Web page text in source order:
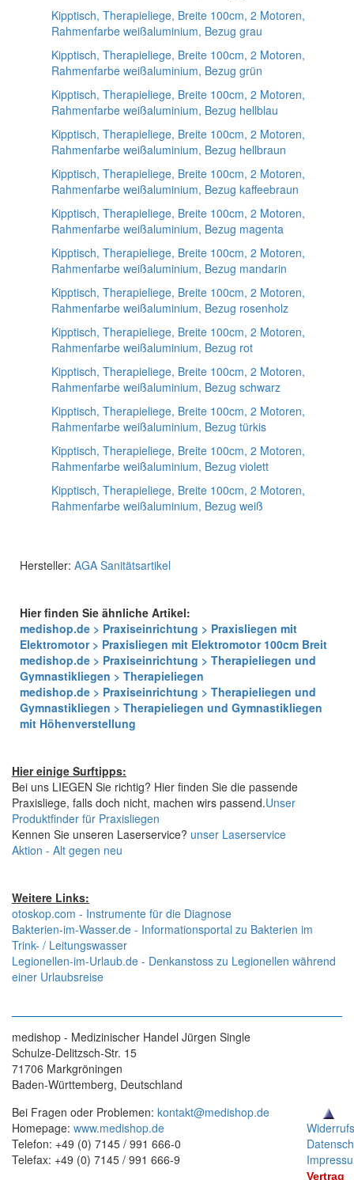
Kipptisch, Therapieliege, Breite 100cm, 2 Motoren,
Rahmenfarbe weißaluminium, Bezug grau
Kipptisch, Therapieliege, Breite 100cm, 2 Motoren,
Rahmenfarbe weißaluminium, Bezug grün
Kipptisch, Therapieliege, Breite 100cm, 2 Motoren,
Rahmenfarbe weißaluminium, Bezug hellblau
Kipptisch, Therapieliege, Breite 100cm, 2 Motoren,
Rahmenfarbe weißaluminium, Bezug hellbraun
Kipptisch, Therapieliege, Breite 100cm, 2 Motoren,
Rahmenfarbe weißaluminium, Bezug kaffeebraun
Kipptisch, Therapieliege, Breite 100cm, 2 Motoren,
Rahmenfarbe weißaluminium, Bezug magenta
Kipptisch, Therapieliege, Breite 100cm, 2 Motoren,
Rahmenfarbe weißaluminium, Bezug mandarin
Kipptisch, Therapieliege, Breite 100cm, 2 Motoren,
Rahmenfarbe weißaluminium, Bezug rosenholz
Kipptisch, Therapieliege, Breite 100cm, 2 Motoren,
Rahmenfarbe weißaluminium, Bezug rot
Kipptisch, Therapieliege, Breite 100cm, 2 Motoren,
Rahmenfarbe weißaluminium, Bezug schwarz
Kipptisch, Therapieliege, Breite 100cm, 2 Motoren,
Rahmenfarbe weißaluminium, Bezug türkis
Kipptisch, Therapieliege, Breite 100cm, 2 Motoren,
Rahmenfarbe weißaluminium, Bezug violett
Kipptisch, Therapieliege, Breite 100cm, 2 Motoren,
Rahmenfarbe weißaluminium, Bezug weiß
Hersteller: AGA Sanitätsartikel
Hier finden Sie ähnliche Artikel:
medishop.de > Praxiseinrichtung > Praxisliegen mit
Elektromotor > Praxisliegen mit Elektromotor 100cm Breit
medishop.de > Praxiseinrichtung > Therapieliegen und
Gymnastikliegen > Therapieliegen
medishop.de > Praxiseinrichtung > Therapieliegen und
Gymnastikliegen > Therapieliegen und Gymnastikliegen
mit Höhenverstellung
Hier einige Surftipps:
Bei uns LIEGEN Sie richtig? Hier finden Sie die passende
Praxisliege, falls doch nicht, machen wirs passend.Unser
Produktfinder für Praxisliegen
Kennen Sie unseren Laserservice? unser Laserservice
Aktion - Alt gegen neu
Weitere Links:
otoskop.com - Instrumente für die Diagnose
Bakterien-im-Wasser.de - Informationsportal zu Bakterien im
Trink- / Leitungswasser
Legionellen-im-Urlaub.de - Denkanstoss zu Legionellen während
einer Urlaubsreise
medishop - Medizinischer Handel Jürgen Single
Schulze-Delitzsch-Str. 15
71706 Markgröningen
Baden-Württemberg, Deutschland
Bei Fragen oder Problemen: kontakt@medishop.de
Homepage: www.medishop.de
Telefon: +49 (0) 7145 / 991 666-0
Telefax: +49 (0) 7145 / 991 666-9
Vertrag